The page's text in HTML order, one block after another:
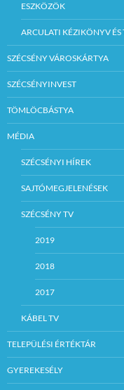
ESZKÖZÖK
ARCULATI KÉZIKÖNYV ÉS
SZÉCSÉNY VÁROSKÁRTYA
SZÉCSÉNYINVEST
TÖMLÖCBÁSTYA
MÉDIA
SZÉCSÉNYI HÍREK
SAJTÓMEGJELENÉSEK
SZÉCSÉNY TV
2019
2018
2017
KÁBEL TV
TELEPÜLÉSI ÉRTÉKTÁR
GYEREKESÉLY